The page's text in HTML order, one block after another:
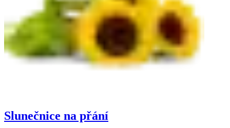
Slunečnice na přání